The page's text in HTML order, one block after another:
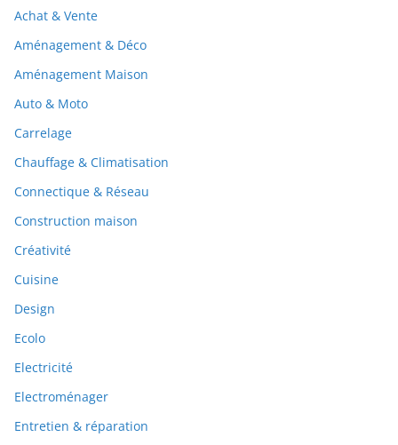
Achat & Vente
Aménagement & Déco
Aménagement Maison
Auto & Moto
Carrelage
Chauffage & Climatisation
Connectique & Réseau
Construction maison
Créativité
Cuisine
Design
Ecolo
Electricité
Electroménager
Entretien & réparation